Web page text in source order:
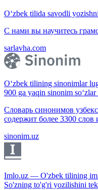
O‘zbek tilida savodli
С нами вы научитесь
sarlavha.com
O‘zbek tilining sinonimlar
900 ga yaqin sinonim
Словарь синонимов
содержит более 3300
sinonim.uz
Imlo.uz — O'zbek tilining
So'zning to'g'ri yozilishini